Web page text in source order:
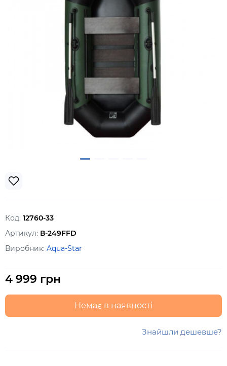
Код: 12760-33
Артикул: В-249FFD
Виробник: Aqua-Star
4 999 грн
Немає в наявності
Знайшли дешевше?